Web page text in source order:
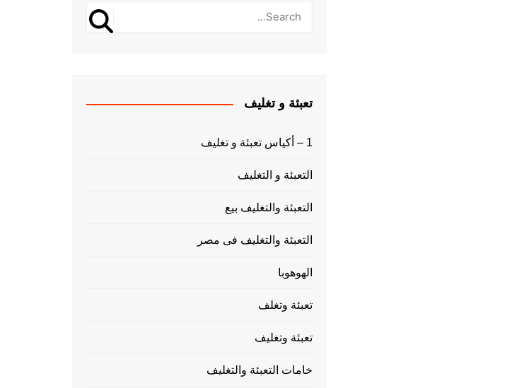
تعبئة و تغليف
1 – أكياس تعبئة و تغليف
التعبئة و التغليف
التعبئة والتغليف بيع
التعبئة والتغليف فى مصر
الهوهوبا
تعبئة وتغلف
تعبئة وتغليف
خامات التعبئة والتغليف